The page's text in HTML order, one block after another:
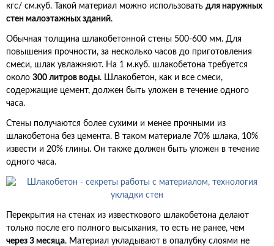
кгс/ см.куб. Такой материал можно использовать для наружных
стен малоэтажных зданий.
Обычная толщина шлакобетонной стены 500-600 мм. Для
повышения прочности, за несколько часов до приготовления
смеси, шлак увлажняют. На 1 м.куб. шлакобетона требуется
около 300 литров воды. Шлакобетон, как и все смеси,
содержащие цемент, должен быть уложен в течение одного
часа.
Стены получаются более сухими и менее прочными из
шлакобетона без цемента. В таком материале 70% шлака, 10%
извести и 20% глины. Он также должен быть уложен в течение
одного часа.
Перекрытия на стенах из известкового шлакобетона делают
только после его полного высыхания, то есть не ранее, чем
через 3 месяца. Материал укладывают в опалубку слоями не